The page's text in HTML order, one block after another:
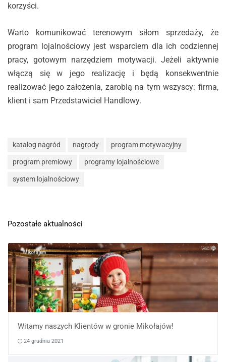
korzyści.
Warto komunikować terenowym siłom sprzedaży, że
program lojalnościowy jest wsparciem dla ich codziennej
pracy, gotowym narzędziem motywacji. Jeżeli aktywnie
włączą się w jego realizację i będą konsekwentnie
realizować jego założenia, zarobią na tym wszyscy: firma,
klient i sam Przedstawiciel Handlowy.
katalog nagród nagrody program motywacyjny
program premiowy programy lojalnościowe
system lojalnościowy
Pozostałe aktualności
Witamy naszych Klientów w gronie Mikołajów!
24 grudnia 2021